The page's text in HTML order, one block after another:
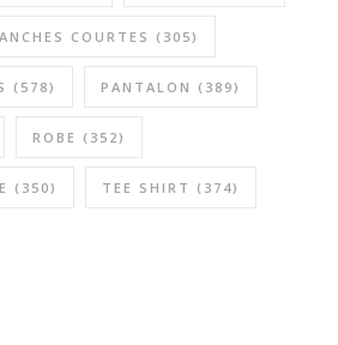
COURTES (305)
(578) PANTALON (389)
ROBE (352)
(350) TEE SHIRT (374)